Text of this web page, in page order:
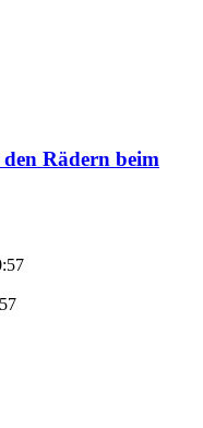
Rädern beim